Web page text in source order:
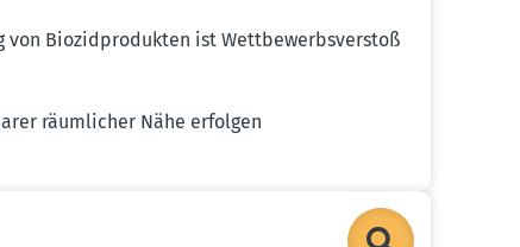
von Biozid­pro­dukten ist Wettbe­werbs­verstoß
räumlicher Nähe erfolgen